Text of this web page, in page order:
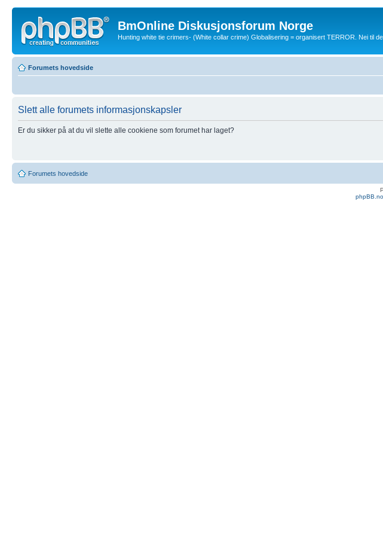
BmOnline Diskusjonsforum Norge
Hunting white tie crimers- (White collar crime) Globalisering = organisert TERROR. Nei til
Forumets hovedside
Slett alle forumets informasjonskapsler
Er du sikker på at du vil slette alle cookiene som forumet har laget?
Forumets hovedside
phpBB.no